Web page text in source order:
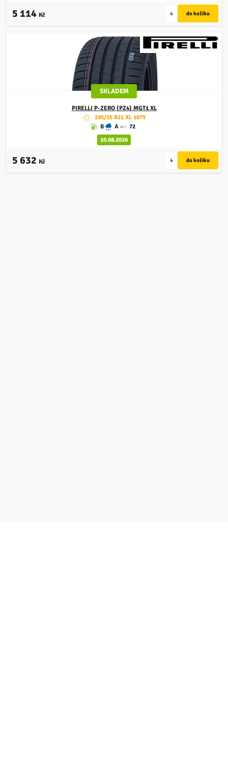
5 114 Kč
SKLADEM
PIRELLI P-ZERO (PZ4) MGT1 XL
295/35 R21 XL 107Y
B
A
72
10.08.2026
5 632 Kč